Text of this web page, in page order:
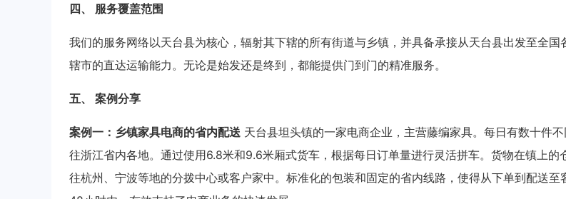
四、 服务覆盖范围
我们的服务网络以天台县为核心，辐射其下辖的所有街道与乡镇，并具备承接从天台县出发至全国
辖市的直达运输能力。无论是始发还是终到，都能提供门到门的精准服务。
五、 案例分享
案例一：乡镇家具电商的省内配送 天台县坦头镇的一家电商企业，主营藤编家具。每日有数十件
往浙江省内各地。通过使用6.8米和9.6米厢式货车，根据每日订单量进行灵活拼车。货物在镇上的
往杭州、宁波等地的分拨中心或客户家中。标准化的包装和固定的省内线路，使得从下单到配送至